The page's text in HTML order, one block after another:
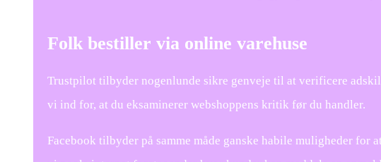
Folk bestiller via online varehuse
Trustpilot tilbyder nogenlunde sikre genveje til at verificere
vi ind for, at du eksaminerer webshoppens kritik før du handler.
Facebook tilbyder på samme måde ganske habile muligheder